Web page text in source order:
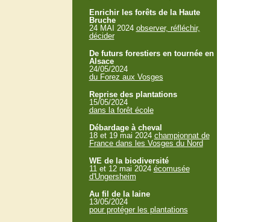
Enrichir les forêts de la Haute
Bruche
24 MAI 2024 observer, réfléchir,
décider
De futurs forestiers en tournée en
Alsace
24/05/2024
du Forez aux Vosges
Reprise des plantations
15/05/2024
dans la forêt école
Débardage à cheval
18 et 19 mai 2024 championnat de
France dans les Vosges du Nord
WE de la biodiversité
11 et 12 mai 2024 écomusée
d'Ungersheim
Au fil de la laine
13/05/2024
pour protéger les plantations